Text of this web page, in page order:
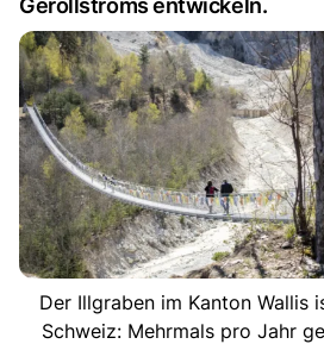
Geröllstroms entwickeln.
Der Illgraben im Kanton Wallis
Schweiz: Mehrmals pro Jahr